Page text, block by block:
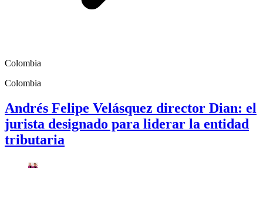
Colombia
Colombia
Andrés Felipe Velásquez director Dian: el
jurista designado para liderar la entidad
tributaria